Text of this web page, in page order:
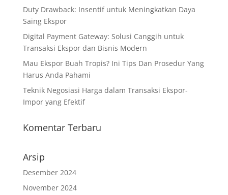
Duty Drawback: Insentif untuk Meningkatkan Daya
Saing Ekspor
Digital Payment Gateway: Solusi Canggih untuk
Transaksi Ekspor dan Bisnis Modern
Mau Ekspor Buah Tropis? Ini Tips Dan Prosedur Yang
Harus Anda Pahami
Teknik Negosiasi Harga dalam Transaksi Ekspor-
Impor yang Efektif
Komentar Terbaru
Arsip
Desember 2024
November 2024